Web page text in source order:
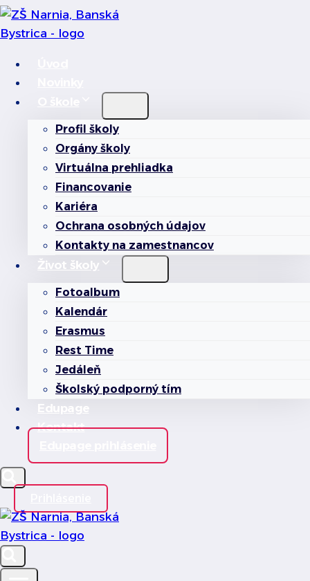
Skip
to
Profil školy
Orgány školy
Virtuálna prehliadka
Financovanie
Kariéra
Ochrana osobných údajov
Kontakty na zamestnancov
Život školy
Fotoalbum
Kalendár
Erasmus
Rest Time
Jedáleň
Školský podporný tím
Edupage
Kontakt